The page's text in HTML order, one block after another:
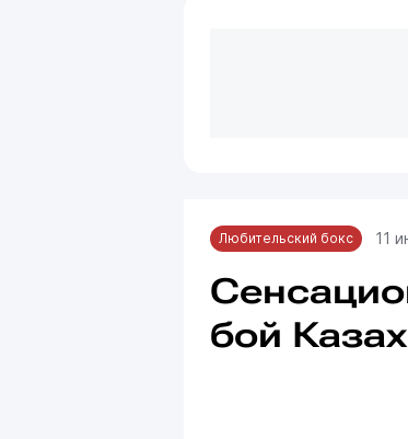
Любительский бокс 11
бой